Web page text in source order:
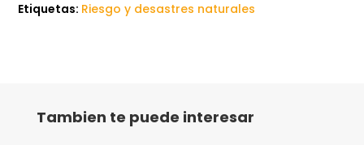
Etiquetas: Riesgo y desastres naturales
Tambien te puede interesar